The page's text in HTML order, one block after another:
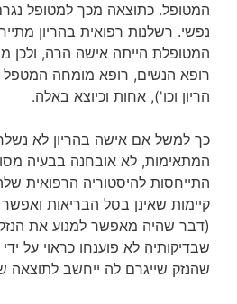
המטופל. כתוצאה מכך למטופל נגרם
נפשי. רשלנות רפואית בהריון
המטופלת הייתה אישה הרה, ולכן
רופא הנשים, רופא מומחה המטפל
הריון וכו'), אחות וכיוצא באלה.
כך למשל אם אישה בהריון לא
המתאימות, לא אובחנה בבעיה
התייחסות להיסטוריה הרפואית
קיימות שאינן בסל הבריאות
(דבר שהיה מאפשר למנוע את
שבדיקותיה לא פוענחו כראוי על
שהנזק שייגרם לה ייחשב לתוצאה